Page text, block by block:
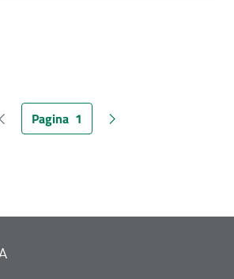
Pagina precedente
Pagina attuale
Pagina 1
Pagina successiva